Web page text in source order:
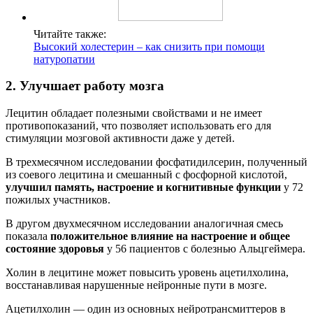
Читайте также:
Высокий холестерин – как снизить при помощи
натуропатии
2. Улучшает работу мозга
Лецитин обладает полезными свойствами и не имеет
противопоказаний, что позволяет использовать его для
стимуляции мозговой активности даже у детей.
В трехмесячном исследовании фосфатидилсерин, полученный
из соевого лецитина и смешанный с фосфорной кислотой,
улучшил память, настроение и когнитивные функции у 72
пожилых участников.
В другом двухмесячном исследовании аналогичная смесь
показала положительное влияние на настроение и общее
состояние здоровья у 56 пациентов с болезнью Альцгеймера.
Холин в лецитине может повысить уровень ацетилхолина,
восстанавливая нарушенные нейронные пути в мозге.
Ацетилхолин — один из основных нейротрансмиттеров в